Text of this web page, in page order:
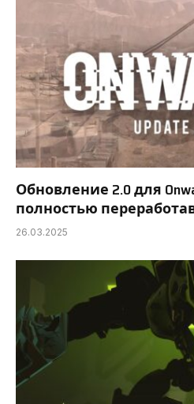
Обновление 2.0 для
полностью
26.03.2025